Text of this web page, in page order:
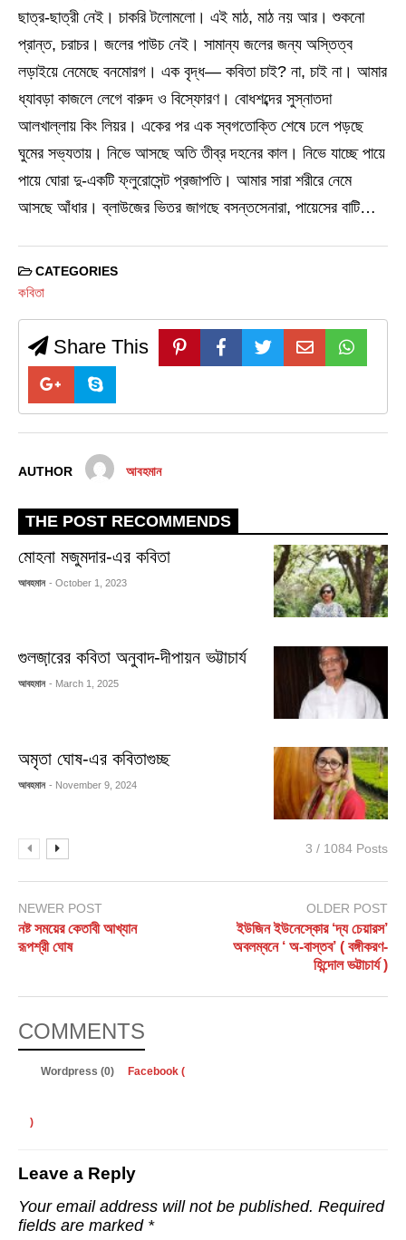
ছাত্র-ছাত্রী নেই। চাকরি টলোমলো। এই মাঠ, মাঠ নয় আর। শুকনো
প্রান্ত, চরাচর। জলের পাউচ নেই। সামান্য জলের জন্য অস্তিত্ব
লড়াইয়ে নেমেছে বনমোরগ। এক বৃদ্ধ— কবিতা চাই? না, চাই না। আমার
ধ্যাবড়া কাজলে লেগে বারুদ ও বিস্ফোরণ। বোধশব্দের সুস্নাতদা
আলখাল্লায় কিং লিয়র। একের পর এক স্বগতোক্তি শেষে ঢলে পড়ছে
ঘুমের সভ্যতায়। নিভে আসছে অতি তীব্র দহনের কাল। নিভে যাচ্ছে পায়ে
পায়ে ঘোরা দু-একটি ফ্লুরোসেন্ট প্রজাপতি। আমার সারা শরীরে নেমে
আসছে আঁধার। ব্লাউজের ভিতর জাগছে বসন্তসেনারা, পায়েসের বাটি…
CATEGORIES
কবিতা
Share This
AUTHOR আবহমান
THE POST RECOMMENDS
মোহনা মজুমদার-এর কবিতা
আবহমান - October 1, 2023
গুলজা়রের কবিতা অনুবাদ-দীপায়ন ভট্টাচার্য
আবহমান - March 1, 2025
অমৃতা ঘোষ-এর কবিতাগুচ্ছ
আবহমান - November 9, 2024
3 / 1084 Posts
NEWER POST
নষ্ট সময়ের কেতাবী আখ্যান
রূপশ্রী ঘোষ
OLDER POST
ইউজিন ইউনেস্কোর ‘দ্য চেয়ারস’
অবলম্বনে ‘ অ-বাস্তব’ ( বঙ্গীকরণ-
হিন্দোল ভট্টাচার্য )
COMMENTS
Wordpress (0) Facebook (
)
Leave a Reply
Your email address will not be published. Required
fields are marked *